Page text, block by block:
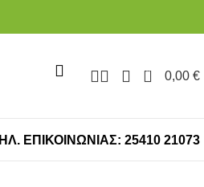
0 0,00 €
ΕΠΙΚΟΙΝΩΝΙΑΣ: 25410 21073